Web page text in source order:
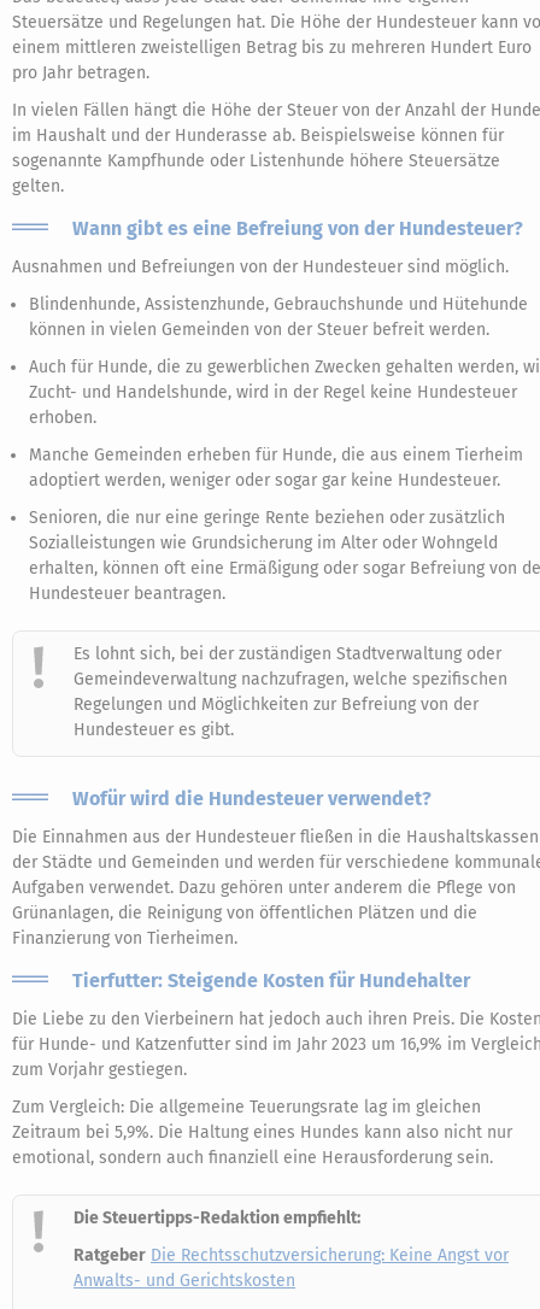
Steuersätze und Regelungen hat. Die Höhe der Hundesteuer kann
einem mittleren zweistelligen Betrag bis zu mehreren Hundert Euro
pro Jahr betragen.
In vielen Fällen hängt die Höhe der Steuer von der Anzahl der Hunde
im Haushalt und der Hunderasse ab. Beispielsweise können für
sogenannte Kampfhunde oder Listenhunde höhere Steuersätze
gelten.
Wann gibt es eine Befreiung von der Hundesteuer?
Ausnahmen und Befreiungen von der Hundesteuer sind möglich.
Blindenhunde, Assistenzhunde, Gebrauchshunde und Hütehunde
können in vielen Gemeinden von der Steuer befreit werden.
Auch für Hunde, die zu gewerblichen Zwecken gehalten werden,
Zucht- und Handelshunde, wird in der Regel keine Hundesteuer
erhoben.
Manche Gemeinden erheben für Hunde, die aus einem Tierheim
adoptiert werden, weniger oder sogar gar keine Hundesteuer.
Senioren, die nur eine geringe Rente beziehen oder zusätzlich
Sozialleistungen wie Grundsicherung im Alter oder Wohngeld
erhalten, können oft eine Ermäßigung oder sogar Befreiung von
Hundesteuer beantragen.
Es lohnt sich, bei der zuständigen Stadtverwaltung oder
Gemeindeverwaltung nachzufragen, welche spezifischen
Regelungen und Möglichkeiten zur Befreiung von der
Hundesteuer es gibt.
Wofür wird die Hundesteuer verwendet?
Die Einnahmen aus der Hundesteuer fließen in die Haushaltskassen
der Städte und Gemeinden und werden für verschiedene
Aufgaben verwendet. Dazu gehören unter anderem die Pflege von
Grünanlagen, die Reinigung von öffentlichen Plätzen und die
Finanzierung von Tierheimen.
Tierfutter: Steigende Kosten für Hundehalter
Die Liebe zu den Vierbeinern hat jedoch auch ihren Preis. Die
für Hunde- und Katzenfutter sind im Jahr 2023 um 16,9% im
zum Vorjahr gestiegen.
Zum Vergleich: Die allgemeine Teuerungsrate lag im gleichen
Zeitraum bei 5,9%. Die Haltung eines Hundes kann also nicht nur
emotional, sondern auch finanziell eine Herausforderung sein.
Die Steuertipps-Redaktion empfiehlt:
Ratgeber Die Rechtsschutzversicherung: Keine Angst vor
Anwalts- und Gerichtskosten